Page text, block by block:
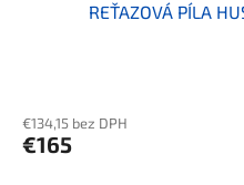
REŤAZOVÁ PÍLA
€134,15 bez DPH
€165